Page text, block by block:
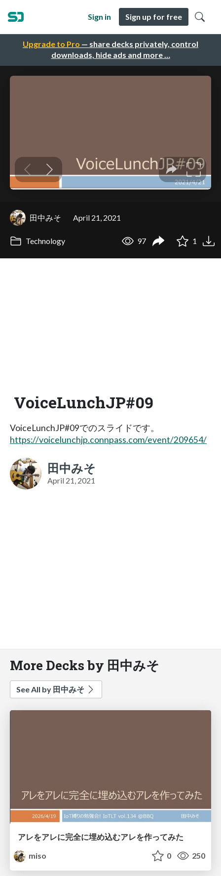
Upgrade to Pro — share decks privately, control
downloads, hide ads and more …
Sign in Sign up for free
田中みそ April 21, 2021
Technology 97 1
VoiceLunchJP#09
VoiceLunchJP#09でのスライドです。
https://voicelunchjp.connpass.com/event/209654/
田中みそ
April 21, 2021
More Decks by 田中みそ
See All by 田中みそ
アレをアレに完全に埋め込むアレを作ってみた
miso
0 250